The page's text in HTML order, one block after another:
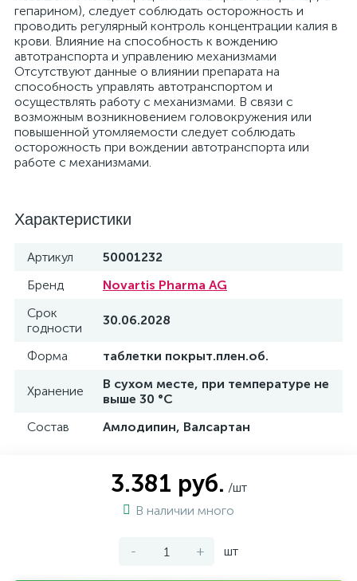
гепарином), следует соблюдать осторожность и
проводить регулярный контроль концентрации калия в
крови. Влияние на способность к вождению
автотранспорта и управлению механизмами
Отсутствуют данные о влиянии препарата на
способность управлять автотранспортом и
осуществлять работу с механизмами. В связи с
возможным возникновением головокружения или
повышенной утомляемости следует соблюдать
осторожность при вождении автотранспорта или
работе с механизмами.
Характеристики
Артикул 50001232
Бренд Novartis Pharma AG
Срок
годности
30.06.2028
Форма таблетки покрыт.плен.об.
Хранение
В сухом месте, при температуре не
выше 30 °C
Состав Амлодипин, Валсартан
3.381 руб. /шт
В наличии много
- + шт